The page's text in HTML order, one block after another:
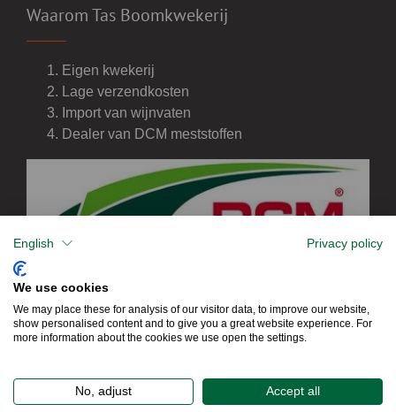
Waarom Tas Boomkwekerij
Eigen kwekerij
Lage verzendkosten
Import van wijnvaten
Dealer van DCM meststoffen
English Privacy policy
We use cookies
We may place these for analysis of our visitor data, to improve our website,
show personalised content and to give you a great website experience. For
more information about the cookies we use open the settings.
No, adjust Accept all